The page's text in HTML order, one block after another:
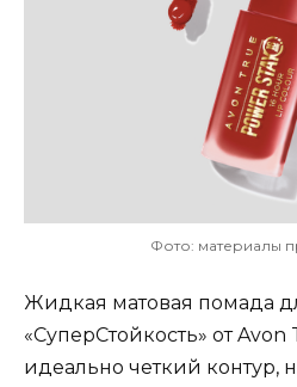
Фото: материалы
Жидкая матовая помада
«СуперСтойкость» от Avon
идеально четкий контур,